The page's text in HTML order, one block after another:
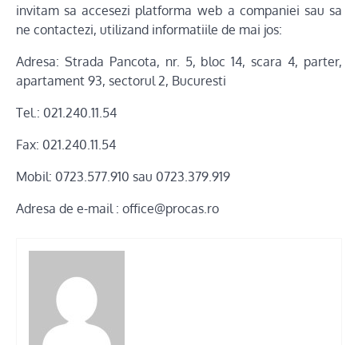
invitam sa accesezi platforma web a companiei sau sa
ne contactezi, utilizand informatiile de mai jos:
Adresa: Strada Pancota, nr. 5, bloc 14, scara 4, parter,
apartament 93, sectorul 2, Bucuresti
Tel.: 021.240.11.54
Fax: 021.240.11.54
Mobil: 0723.577.910 sau 0723.379.919
Adresa de e-mail : office@procas.ro